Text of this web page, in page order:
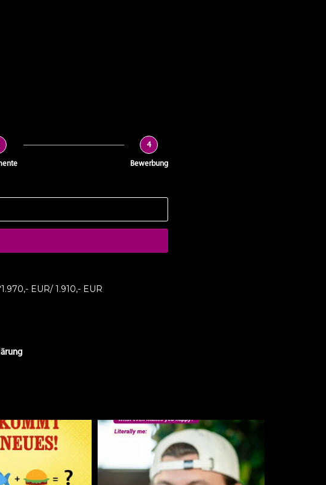
4
Bewerbung
EUR/ 1.910,- EUR